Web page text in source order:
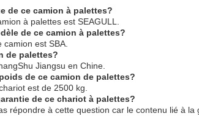
de ce camion à palettes?
à palettes est SEAGULL.
de ce camion à palettes?
camion est SBA.
de palettes?
Jiangsu en Chine.
de ce camion de palettes?
est de 2500 kg.
de ce chariot à palettes?
répondre à cette question car le contenu lié à